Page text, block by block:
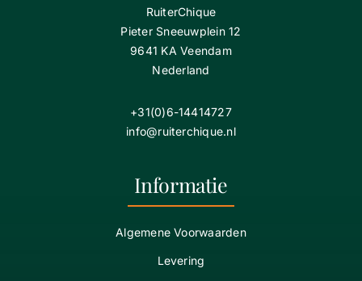
RuiterChique
Pieter Sneeuwplein 12
9641 KA Veendam
Nederland
+31(0)6-14414727
info@ruiterchique.nl
Informatie
Algemene Voorwaarden
Levering